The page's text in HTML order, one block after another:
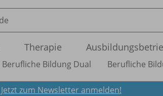
Therapie
Berufliche Bildung Dual Berufliche
Jetzt zum Newsletter anmelden!